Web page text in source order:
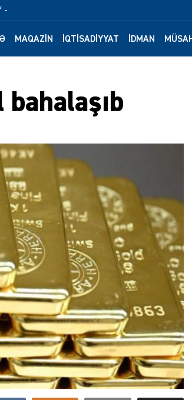
-
MAQAZIN İQTISADIYYAT İDMAN
bahalaşıb